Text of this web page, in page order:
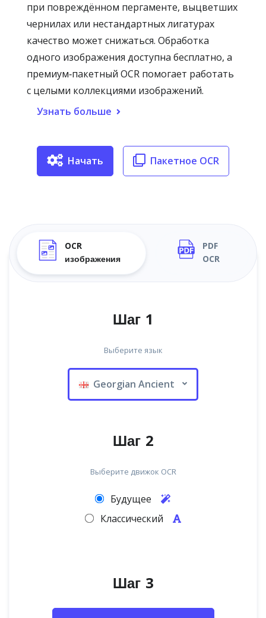
при повреждённом пергаменте, выцветших
чернилах или нестандартных лигатурах
качество может снижаться. Обработка
одного изображения доступна бесплатно, а
премиум‑пакетный OCR помогает работать
с целыми коллекциями изображений.
Узнать больше
Начать Пакетное OCR
OCR
изображения
PDF
OCR
Шаг 1
Выберите язык
Georgian Ancient
Шаг 2
Выберите движок OCR
Будущее
Классический
Шаг 3